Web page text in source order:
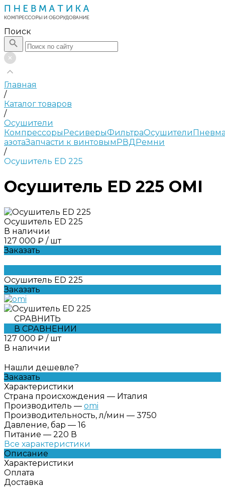
Поиск
Главная
/
Каталог товаров
/
Осушители
КомпрессорыРесиверыФильтраОсушители
азотаЗапчасти к винтовымРВДРемни
/
Осушитель ED 225
Осушитель ED 225 OMI
Осушитель ED 225
В наличии
127 000 ₽ / шт
Заказать
Осушитель ED 225
Заказать
СРАВНИТЬ
В СРАВНЕНИИ
127 000 ₽ / шт
В наличии
Нашли дешевле?
Заказать
Характеристики
Страна происхождения — Италия
Производитель — omi
Производительность, л/мин — 3750
Давление, бар — 16
Питание — 220 В
Все характеристики
Описание
Характеристики
Оплата
Доставка